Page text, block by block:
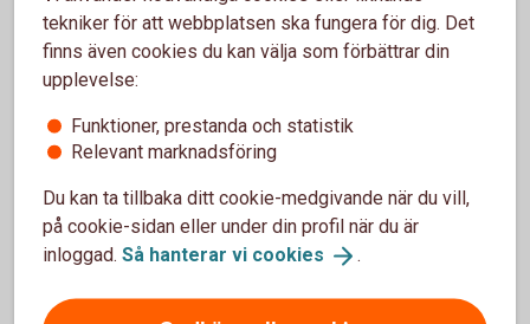
behöver man skriva ett nytt och registrera det hos
Skatteverket.
Mall för äktenskapsförord eller boka
rådgivning?
Vill ni ha en bra mall för att skriva äktenskapsförord
online? Eller få hjälp i en rådgivning? Välj mellan att
tekniker för att webbplatsen ska fungera för dig. Det
finns även cookies du kan välja som förbättrar din
upplevelse:
Funktioner, prestanda och statistik
Relevant marknadsföring
Du kan ta tillbaka ditt cookie-medgivande när du vill,
på cookie-sidan eller under din profil när du är
inloggad. Så hanterar vi cookies .